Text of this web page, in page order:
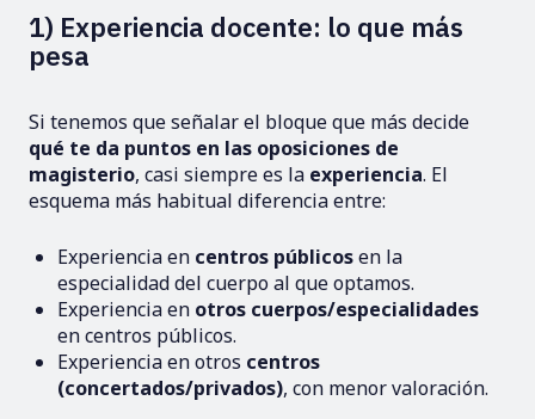
1) Experiencia docente: lo que más
pesa
Si tenemos que señalar el bloque que más decide
qué te da puntos en las oposiciones de
magisterio, casi siempre es la experiencia. El
esquema más habitual diferencia entre:
Experiencia en centros públicosen la
especialidad del cuerpo al que optamos.
Experiencia en otros cuerpos/especialidades
en centros públicos.
Experiencia en otros centros
(concertados/privados), con menor valoración.